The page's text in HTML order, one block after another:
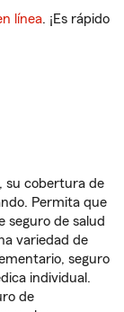
línea. ¡Es rápido
su cobertura de
Permita que
seguro de salud
variedad de
seguro
individual.
de